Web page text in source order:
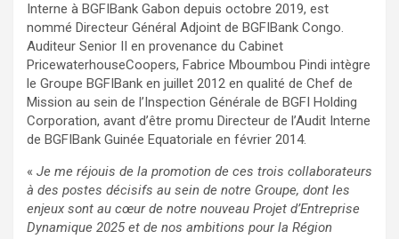
Interne à BGFIBank Gabon depuis octobre 2019, est
nommé Directeur Général Adjoint de BGFIBank Congo.
Auditeur Senior II en provenance du Cabinet
PricewaterhouseCoopers, Fabrice Mboumbou Pindi intègre
le Groupe BGFIBank en juillet 2012 en qualité de Chef de
Mission au sein de l’Inspection Générale de BGFI Holding
Corporation, avant d’être promu Directeur de l’Audit Interne
de BGFIBank Guinée Equatoriale en février 2014.
« Je me réjouis de la promotion de ces trois collaborateurs
à des postes décisifs au sein de notre Groupe, dont les
enjeux sont au cœur de notre nouveau Projet d’Entreprise
Dynamique 2025 et de nos ambitions pour la Région